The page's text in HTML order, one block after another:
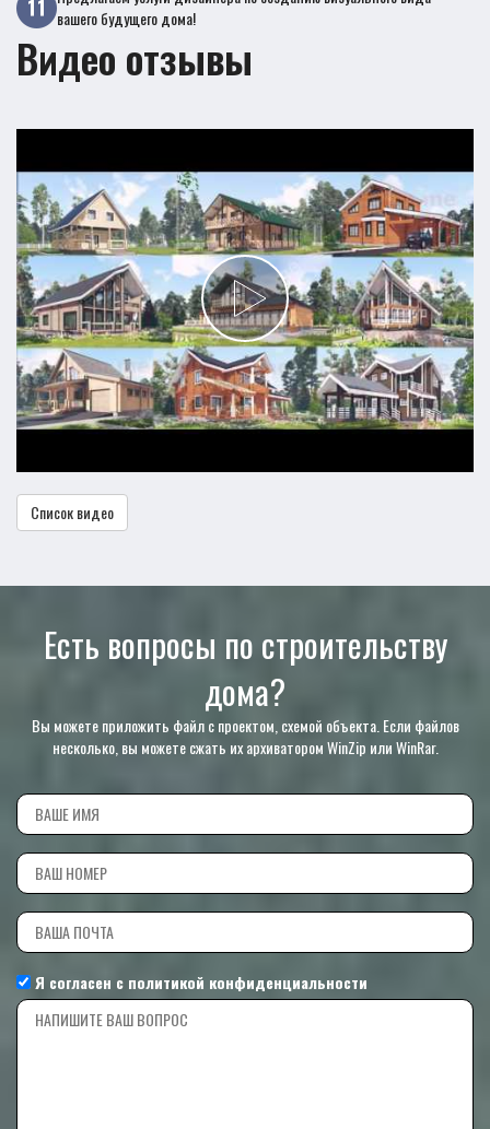
вашего будущего дома!
Видео отзывы
Список видео
Есть вопросы по строительству
дома?
Вы можете приложить файл с проектом, схемой объекта. Если файлов
несколько, вы можете сжать их архиватором WinZip или WinRar.
Я согласен с политикой конфиденциальности